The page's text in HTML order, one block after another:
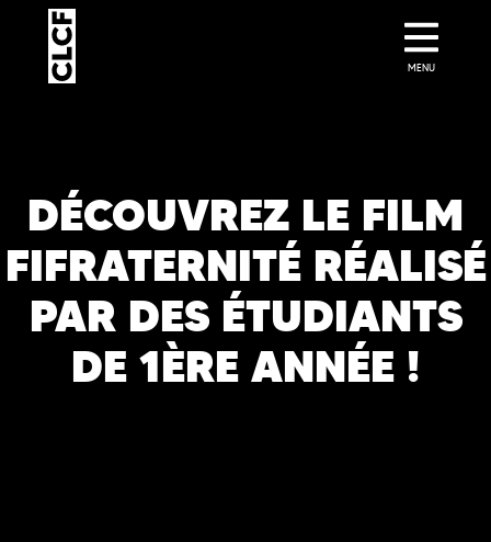
DÉCOUVREZ LE FILM
FIFRATERNITÉ RÉALISÉ
PAR DES ÉTUDIANTS
DE 1ÈRE ANNÉE !
MENU